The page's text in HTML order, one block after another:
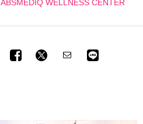
ABSMEDIQ WELLNESS CENTER